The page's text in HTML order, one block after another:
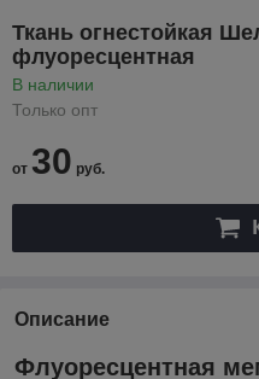
Ткань огнестойкая
флуоресцентная
В наличии
Только опт
от 30 руб.
Описание
Флуоресцентная